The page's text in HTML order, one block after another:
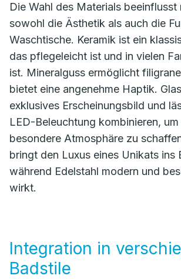
Die Wahl des Materials beeinflusst
sowohl die Ästhetik als auch die
Waschtische. Keramik ist ein
das pflegeleicht ist und in vielen
ist. Mineralguss ermöglicht
bietet eine angenehme Haptik.
exklusives Erscheinungsbild und
LED-Beleuchtung kombinieren, um
besondere Atmosphäre zu
bringt den Luxus eines Unikats ins
während Edelstahl modern und
wirkt.
Integration in
Badstile